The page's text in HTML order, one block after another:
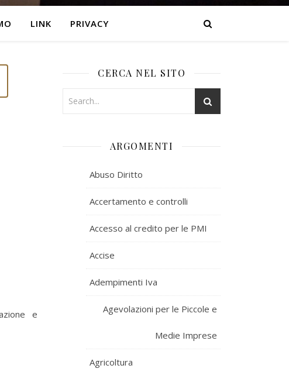
LINK PRIVACY
e
CERCA NEL SITO
ARGOMENTI
Abuso Diritto
Accertamento e controlli
Accesso al credito per le PMI
Accise
Adempimenti Iva
Agevolazioni per le Piccole e
Medie Imprese
Agricoltura